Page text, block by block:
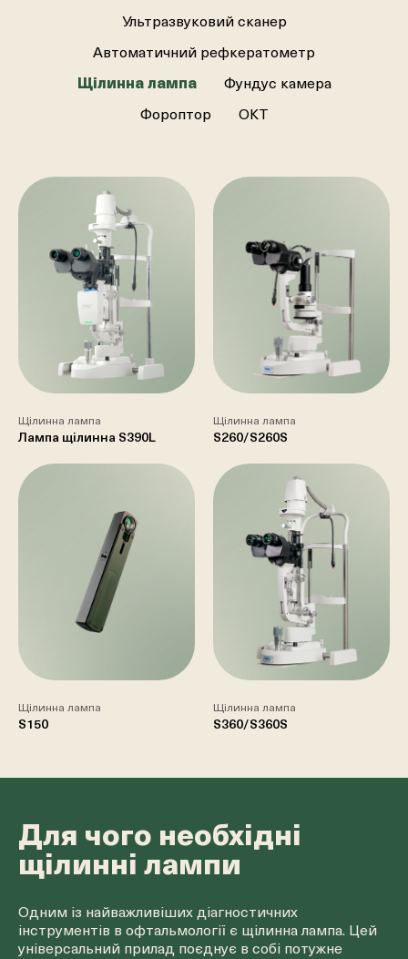
Ультразвуковий сканер
Автоматичний рефкератометр
Щілинна лампа Фундус камера
Фороптор ОКТ
Щілинна лампа
Лампа щілинна S390L
Щілинна лампа
S260/S260S
Щілинна лампа
S150
Щілинна лампа
S360/S360S
Для чого необхідні
щілинні лампи
Одним із найважливіших діагностичних
інструментів в офтальмології є щілинна лампа. Цей
універсальний прилад поєднує в собі потужне